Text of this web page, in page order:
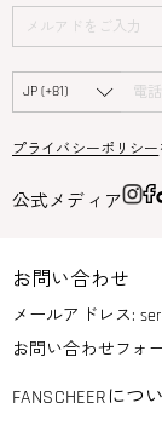
プライバシーポリシー
公式メディア
お問い合わせ
メールアドレス:
お問い合わせフォ
FANSCHEERにつ